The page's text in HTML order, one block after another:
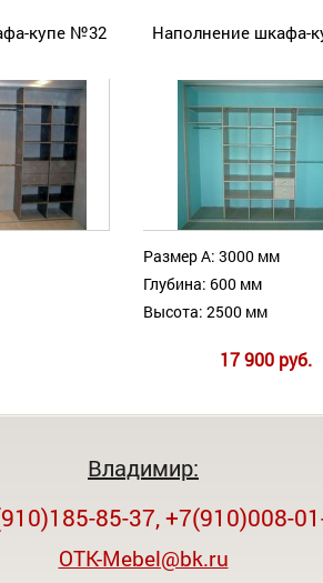
купе №32 Наполнение шкафа-
Размер А: 3000 мм
Глубина: 600 мм
Высота: 2500 мм
17 900 руб.
Владимир:
85-37, +7(910)008-
OTK-Mebel@bk.ru